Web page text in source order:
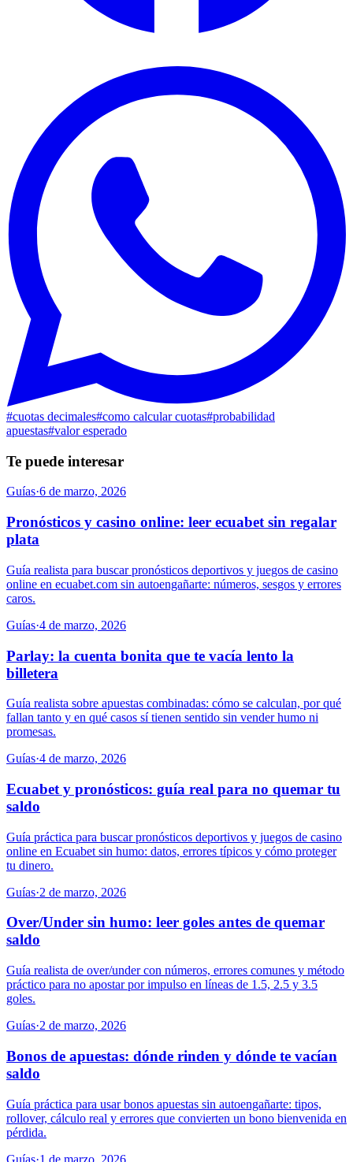
#cuotas decimales#como calcular cuotas#probabilidad
apuestas#valor esperado
Te puede interesar
Guías·6 de marzo, 2026
Pronósticos y casino online: leer ecuabet sin regalar
plata
Guía realista para buscar pronósticos deportivos y juegos de casino
online en ecuabet.com sin autoengañarte: números, sesgos y errores
caros.
Guías·4 de marzo, 2026
Parlay: la cuenta bonita que te vacía lento la
billetera
Guía realista sobre apuestas combinadas: cómo se calculan, por qué
fallan tanto y en qué casos sí tienen sentido sin vender humo ni
promesas.
Guías·4 de marzo, 2026
Ecuabet y pronósticos: guía real para no quemar tu
saldo
Guía práctica para buscar pronósticos deportivos y juegos de casino
online en Ecuabet sin humo: datos, errores típicos y cómo proteger
tu dinero.
Guías·2 de marzo, 2026
Over/Under sin humo: leer goles antes de quemar
saldo
Guía realista de over/under con números, errores comunes y método
práctico para no apostar por impulso en líneas de 1.5, 2.5 y 3.5
goles.
Guías·2 de marzo, 2026
Bonos de apuestas: dónde rinden y dónde te vacían
saldo
Guía práctica para usar bonos apuestas sin autoengañarte: tipos,
rollover, cálculo real y errores que convierten un bono bienvenida en
pérdida.
Guías·1 de marzo, 2026